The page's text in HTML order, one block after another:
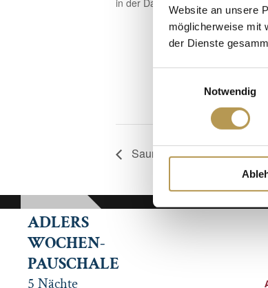
Website an unsere
möglicherweise mit
der Dienste
Notwendig
ADLERS
WOCHEN-
PAUSCHALE
5 Nächte
in der Dampfsauna, Anmeldung
Saunaaufguss mit Nancy